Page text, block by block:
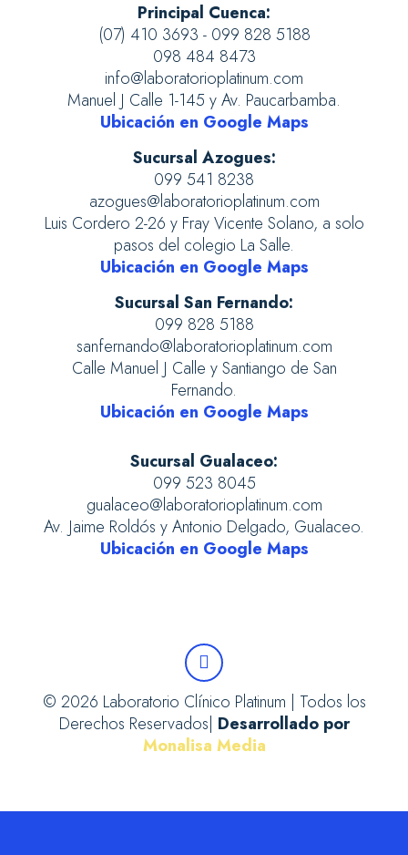
Principal Cuenca:
(07) 410 3693 - 099 828 5188
098 484 8473
info@laboratorioplatinum.com
Manuel J Calle 1-145 y Av. Paucarbamba.
Ubicación en Google Maps
Sucursal Azogues:
099 541 8238
azogues@laboratorioplatinum.com
Luis Cordero 2-26 y Fray Vicente Solano, a solo
pasos del colegio La Salle.
Ubicación en Google Maps
Sucursal San Fernando:
099 828 5188
sanfernando@laboratorioplatinum.com
Calle Manuel J Calle y Santiango de San
Fernando.
Ubicación en Google Maps
Sucursal Gualaceo:
099 523 8045
gualaceo@laboratorioplatinum.com
Av. Jaime Roldós y Antonio Delgado, Gualaceo.
Ubicación en Google Maps
© 2026 Laboratorio Clínico Platinum | Todos los
Derechos Reservados| Desarrollado por
Monalisa Media